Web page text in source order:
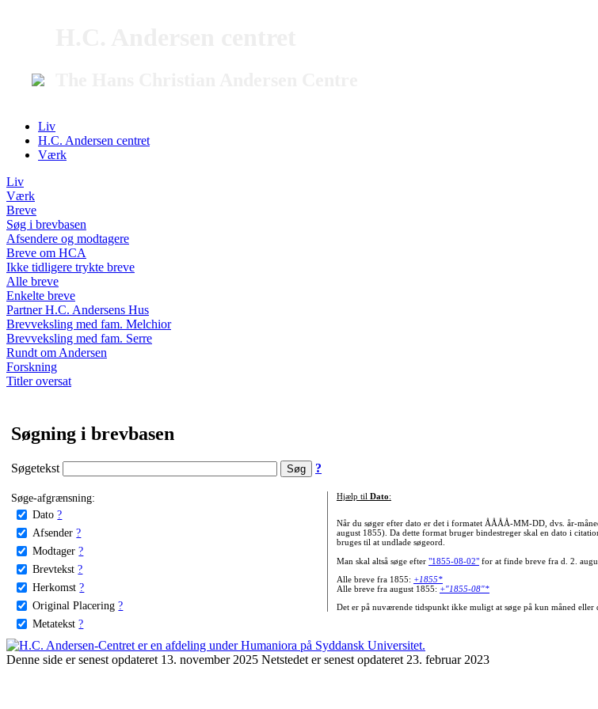
Liv
H.C. Andersen centret
Værk
Liv
Værk
Breve
Søg i brevbasen
Afsendere og modtagere
Breve om HCA
Ikke tidligere trykte breve
Alle breve
Enkelte breve
Partner H.C. Andersens Hus
Brevveksling med fam. Melchior
Brevveksling med fam. Serre
Rundt om Andersen
Forskning
Titler oversat
Søgning i brevbasen
Søgetekst ?
Søge-afgrænsning:
Dato ?
Afsender ?
Modtager ?
Brevtekst ?
Herkomst ?
Original Placering ?
Metatekst ?
Hjælp til Dato:
Når du søger efter dato er det i formatet ÅÅÅÅ-MM-DD, dvs. år-
august 1855). Da dette format bruger bindestreger skal en dato i
bruges til at undlade søgeord.
Man skal altså søge efter "1855-08-02"for at finde breve fra d. 2.
Alle breve fra 1855: +1855*
Alle breve fra august 1855: +"1855-08"*
Det er på nuværende tidspunkt ikke muligt at søge på kun måned eller
Denne side er senest opdateret 13. november 2025 Netstedet er senest opdateret 23. februar 2023